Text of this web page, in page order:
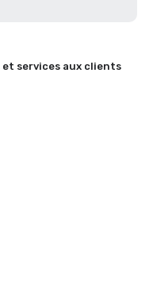
services aux clients